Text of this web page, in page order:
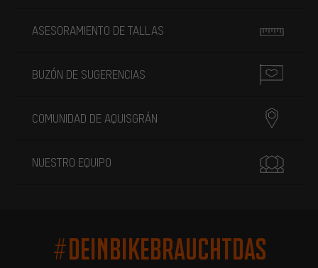
ASESORAMIENTO DE TALLAS
BUZÓN DE SUGERENCIAS
COMUNIDAD DE AQUISGRÁN
NUESTRO EQUIPO
#DEINBIKEBRAUCHTDAS